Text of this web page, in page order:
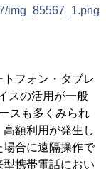
img_85567_1.png
フォン・タブレ
スの活用が一般
スも多くみられ
額利用が発生し
合に遠隔操作で
携帯電話におい